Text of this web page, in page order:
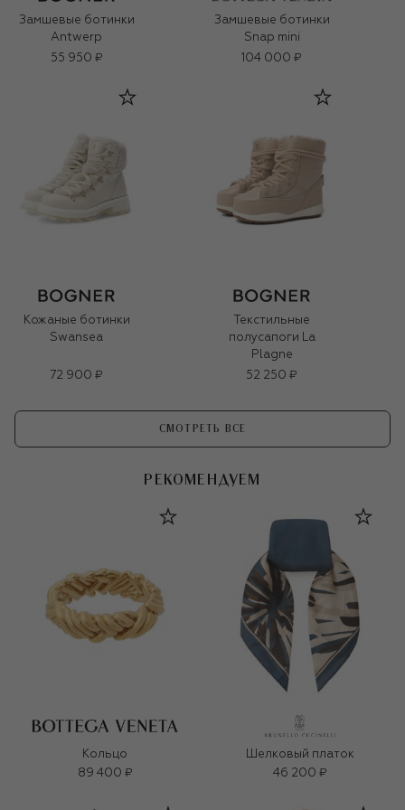
Замшевые ботинки
Antwerp
55 950 ₽
Замшевые ботинки
Snap mini
104 000 ₽
Кожаные ботинки
Swansea
72 900 ₽
Текстильные
полусапоги La
Plagne
52 250 ₽
СМОТРЕТЬ ВСЕ
РЕКОМЕНДУЕМ
Кольцо
89 400 ₽
Шелковый платок
46 200 ₽